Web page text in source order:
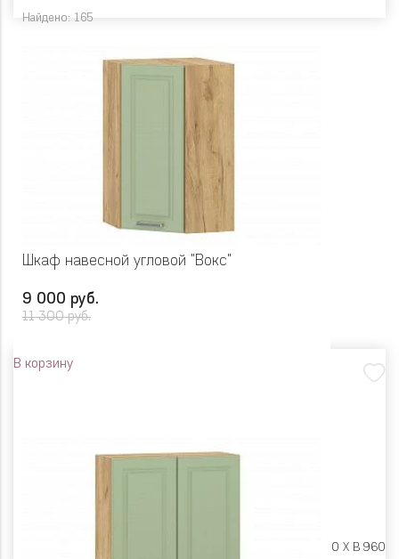
Найдено: 165
Шкаф навесной угловой "Вокс"
9 000 руб.
11 300 руб.
В корзину
Ш 600 X Г 600 X В 960